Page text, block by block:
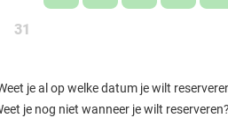
31
je al op welke datum je wilt
je nog niet wanneer je wilt